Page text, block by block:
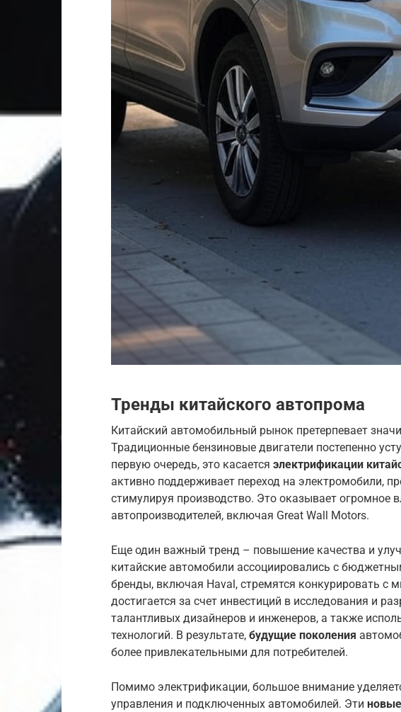
Тренды китайского автопрома
Китайский автомобильный рынок претерпевает
Традиционные бензиновые двигатели постепенно
первую очередь, это касается электрификации
активно поддерживает переход на электромобили,
стимулируя производство. Это оказывает огромное
автопроизводителей, включая Great Wall Motors.
Еще один важный тренд – повышение качества и
китайские автомобили ассоциировались с
бренды, включая Haval, стремятся конкурировать с
достигается за счет инвестиций в исследования и
талантливых дизайнеров и инженеров, а также
технологий. В результате, будущие поколения
более привлекательными для потребителей.
Помимо электрификации, большое внимание
управления и подключенных автомобилей. Эти